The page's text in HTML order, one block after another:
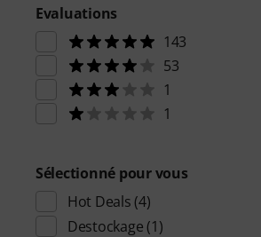
Evaluations
143
53
1
1
Sélectionné pour vous
Hot Deals (4)
Destockage (1)